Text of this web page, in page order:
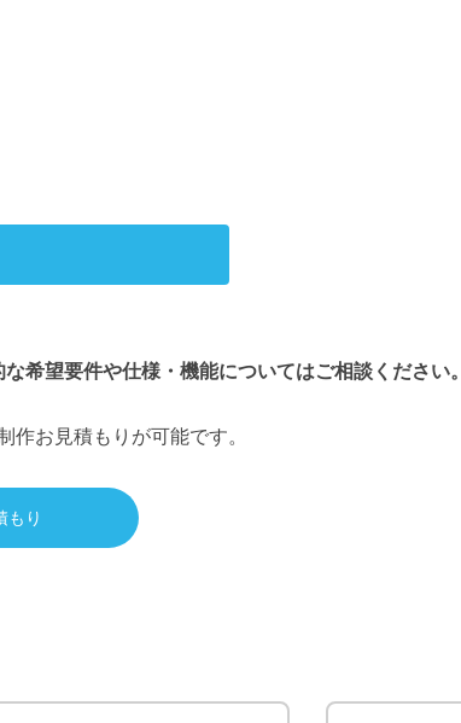
希望要件や仕様・機能についてはご相談ください。
作お見積もりが可能です。
もり